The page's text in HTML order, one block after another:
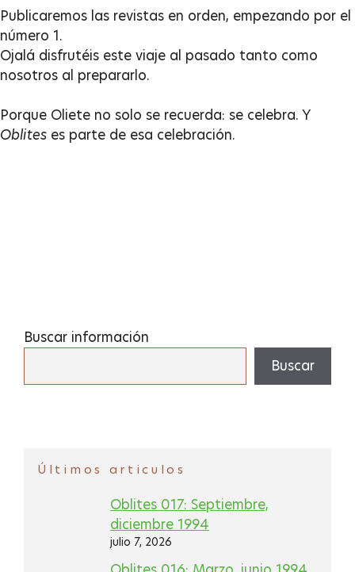
Publicaremos las revistas en orden, empezando por el
número 1.
Ojalá disfrutéis este viaje al pasado tanto como
nosotros al prepararlo.
Porque Oliete no solo se recuerda: se celebra. Y
Oblites es parte de esa celebración.
Buscar información
Buscar
Últimos articulos
Oblites 017: Septiembre,
diciembre 1994
julio 7, 2026